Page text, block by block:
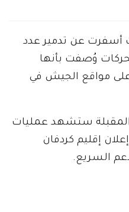
أسفرت عن تدمير عدد
وُصفت بأنها
مواقع الجيش في
المقبلة ستشهد عمليات
إقليم كردفان
السريع.